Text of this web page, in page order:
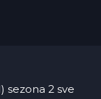
sezona 2 sve